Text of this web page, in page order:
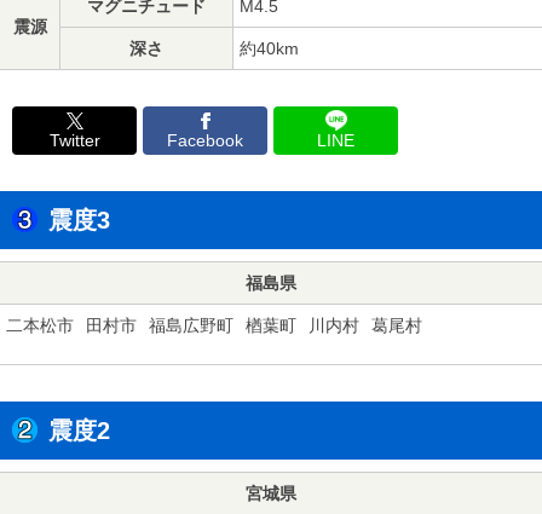
震源
マグニチュード M4.5
深さ 約40km
Twitter Facebook LINE
震度3
福島県
二本松市 田村市 福島広野町 楢葉町 川内村 葛尾村
震度2
宮城県